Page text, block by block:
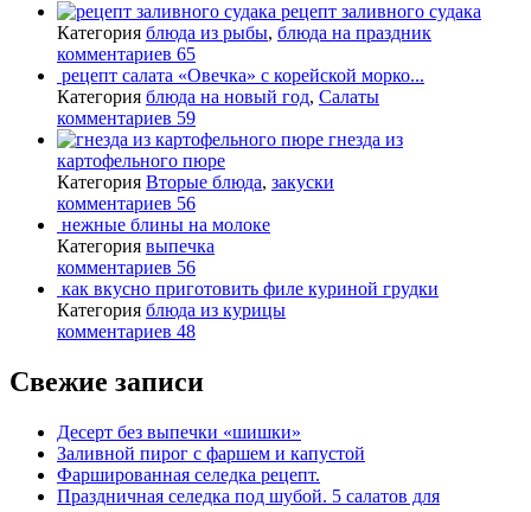
рецепт заливного судака
Категория блюда из рыбы, блюда на праздник
комментариев 65
рецепт салата «Овечка» с корейской морко...
Категория блюда на новый год, Салаты
комментариев 59
гнезда из
картофельного пюре
Категория Вторые блюда, закуски
комментариев 56
нежные блины на молоке
Категория выпечка
комментариев 56
как вкусно приготовить филе куриной грудки
Категория блюда из курицы
комментариев 48
Свежие записи
Десерт без выпечки «шишки»
Заливной пирог с фаршем и капустой
Фаршированная селедка рецепт.
Праздничная селедка под шубой. 5 салатов для